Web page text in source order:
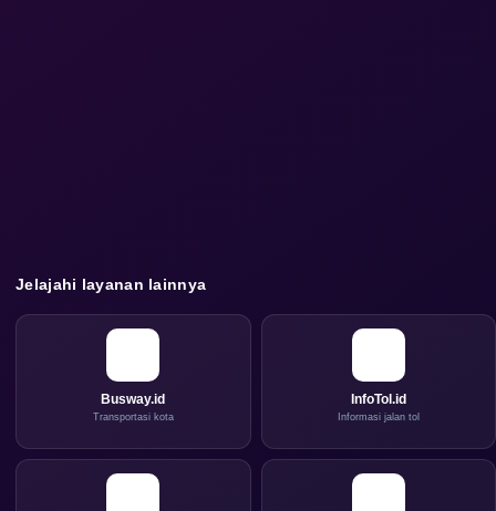
Jelajahi layanan lainnya
Busway.id
Transportasi kota
InfoTol.id
Informasi jalan tol